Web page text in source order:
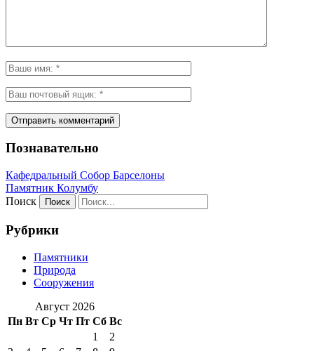
Познавательно
Кафeдрaльный Собор Барселоны
Пaмятник Колумбу
Поиск
Рубрики
Памятники
Природа
Сооружения
Август 2026
Пн Вт Ср Чт Пт Сб Вс
1
2